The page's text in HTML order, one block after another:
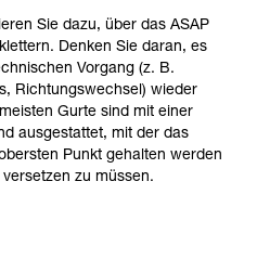
Sie dazu, über das ASAP
Denken Sie daran, es
Vorgang (z. B.
Richtungswechsel) wieder
Gurte sind mit einer
ausgestattet, mit der das
Punkt gehalten werden
zu müssen.